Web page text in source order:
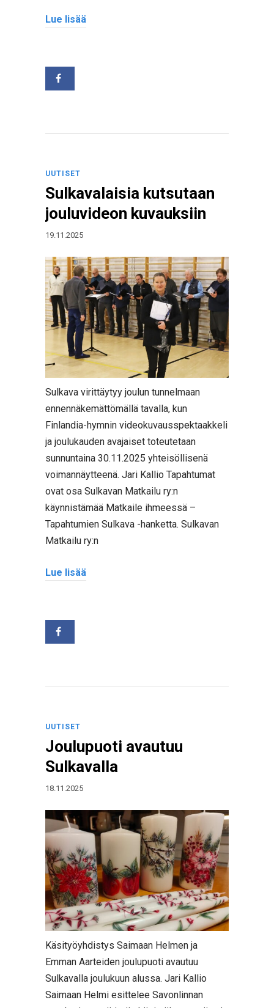
Lue lisää
UUTISET
Sulkavalaisia kutsutaan
jouluvideon kuvauksiin
19.11.2025
Sulkava virittäytyy joulun tunnelmaan
ennennäkemättömällä tavalla, kun
Finlandia-hymnin videokuvausspektaakkeli
ja joulukauden avajaiset toteutetaan
sunnuntaina 30.11.2025 yhteisöllisenä
voimannäytteenä. Jari Kallio Tapahtumat
ovat osa Sulkavan Matkailu ry:n
käynnistämää Matkaile ihmeessä –
Tapahtumien Sulkava -hanketta. Sulkavan
Matkailu ry:n
Lue lisää
UUTISET
Joulupuoti avautuu
Sulkavalla
18.11.2025
Käsityöyhdistys Saimaan Helmen ja
Emman Aarteiden joulupuoti avautuu
Sulkavalla joulukuun alussa. Jari Kallio
Saimaan Helmi esittelee Savonlinnan